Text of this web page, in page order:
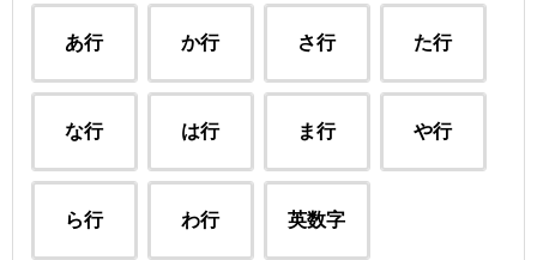
あ行 か行 さ行 た行
な行 は行 ま行 や行
ら行 わ行 英数字